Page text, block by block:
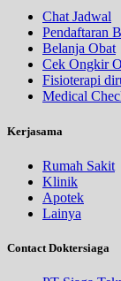
Chat Jadwal
Pendaftaran
Belanja Obat
Cek Ongkir
Fisioterapi
Medical
Kerjasama
Rumah Sakit
Klinik
Apotek
Lainya
Contact Doktersiaga